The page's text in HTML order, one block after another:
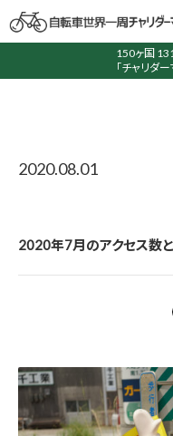
150ヶ国
「チャリダ
2020.08.01
2020年7月のアクセス数